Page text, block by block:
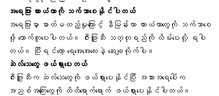
အရေပြား ယားယံတာကို သက်သာစေနိုင်ပါတယ်
အရေပြားမှာ ဓာတ်မတည့်မှုကြောင့် နီမြန်းတာ ယားယံတာတွေကို သက်သာစေ
ဖို့ ထောက်ကူပေးပါတယ်။ ဇီးဖြူသီး သတ္တုရည်ကို လိမ်းပေးလို့ ရပါ
တယ်။ ပြီးရင်တော့ ရေအေးအေးလေးနဲ့ ဆေးချလိုက်ပါ။
ဆဲလ်သေတွေ ဖယ်ရှားပေးတယ်
ဇီးဖြူသီးက ဆဲလ်သေတွေကို ဖယ်ရှားပေးနိုင်ပြီး အသားအရေပေါ်က
အညစ်အကြေးတွေကို ထိထိရောက်ရောက် ဖယ်ရှားပေးနိုင်ပါတယ်။